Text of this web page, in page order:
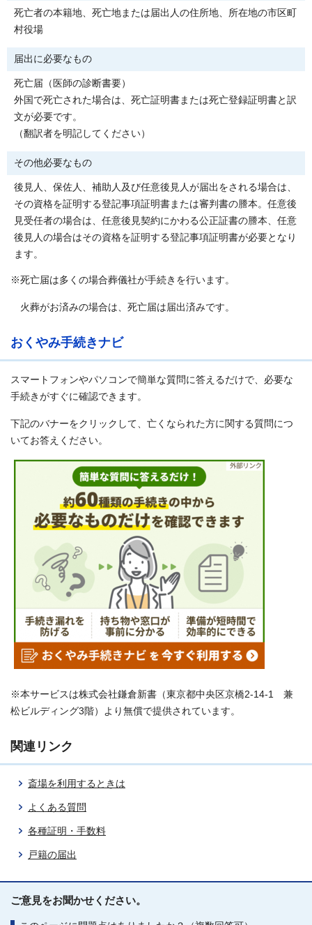
死亡者の本籍地、死亡地または届出人の住所地、所在地の市区町
村役場
届出に必要なもの
死亡届（医師の診断書要）
外国で死亡された場合は、死亡証明書または死亡登録証明書と訳
文が必要です。
（翻訳者を明記してください）
その他必要なもの
後見人、保佐人、補助人及び任意後見人が届出をされる場合は、
その資格を証明する登記事項証明書または審判書の謄本。任意後
見受任者の場合は、任意後見契約にかわる公正証書の謄本、任意
後見人の場合はその資格を証明する登記事項証明書が必要となり
ます。
※死亡届は多くの場合葬儀社が手続きを行います。
火葬がお済みの場合は、死亡届は届出済みです。
おくやみ手続きナビ
スマートフォンやパソコンで簡単な質問に答えるだけで、必要な
手続きがすぐに確認できます。
下記のバナーをクリックして、亡くなられた方に関する質問につ
いてお答えください。
※本サービスは株式会社鎌倉新書（東京都中央区京橋2-14-1 兼
松ビルディング3階）より無償で提供されています。
関連リンク
斎場を利用するときは
よくある質問
各種証明・手数料
戸籍の届出
ご意見をお聞かせください。